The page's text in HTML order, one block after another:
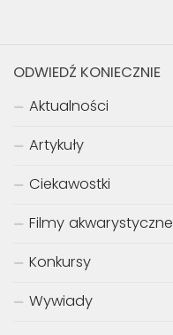
ODWIEDŹ KONIECZNIE
Aktualności
Artykuły
Ciekawostki
Filmy akwarystyczne
Konkursy
Wywiady